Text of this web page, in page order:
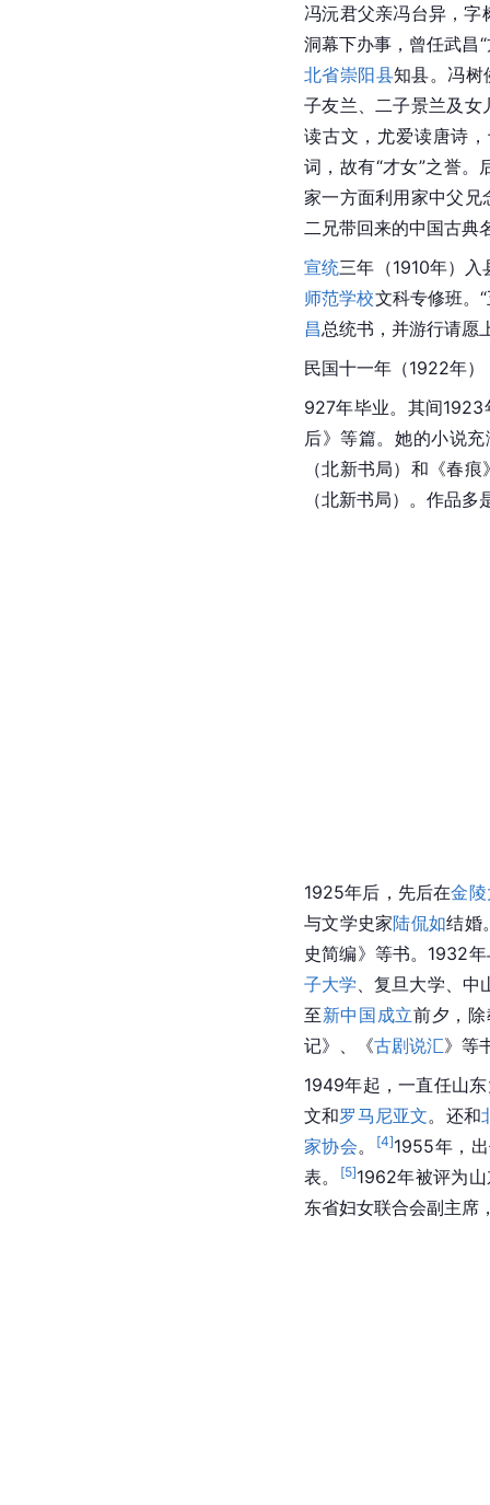
冯沅君父亲冯台异，字
洞幕下办事，曾任武昌
北省崇阳县知县。冯树
子友兰、二子景兰及女
读古文，尤爱读唐诗
词，故有“才女”之誉
家一方面利用家中父兄
二兄带回来的中国古典
宣统三年（1910年）
师范学校文科专修班。
昌总统书，并游行请愿
民国十一年（1922年
927年毕业。其间
后》等篇。她的小说
（北新书局）和《春
（北新书局）。作品
1925年后，先后在金
与文学史家陆侃如结婚
史简编》等书。1932
子大学 、复旦大学、 中
至新中国成立前夕，
记》、《古剧说汇》等
1949年起，一直任山
文和罗马尼亚文。还和
家协会。 [4]1955年，
表。
[5]1962年被评为
东省妇女联合会副主席